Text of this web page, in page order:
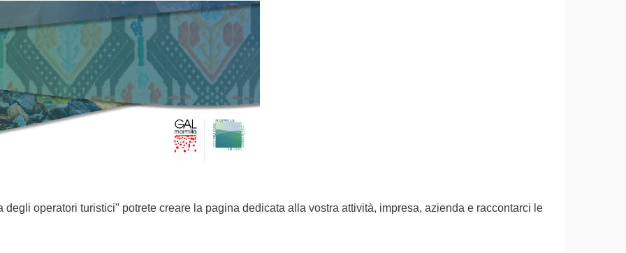
operatori turistici" potrete creare la pagina dedicata alla vostra attività, impresa, azienda e raccontarci le